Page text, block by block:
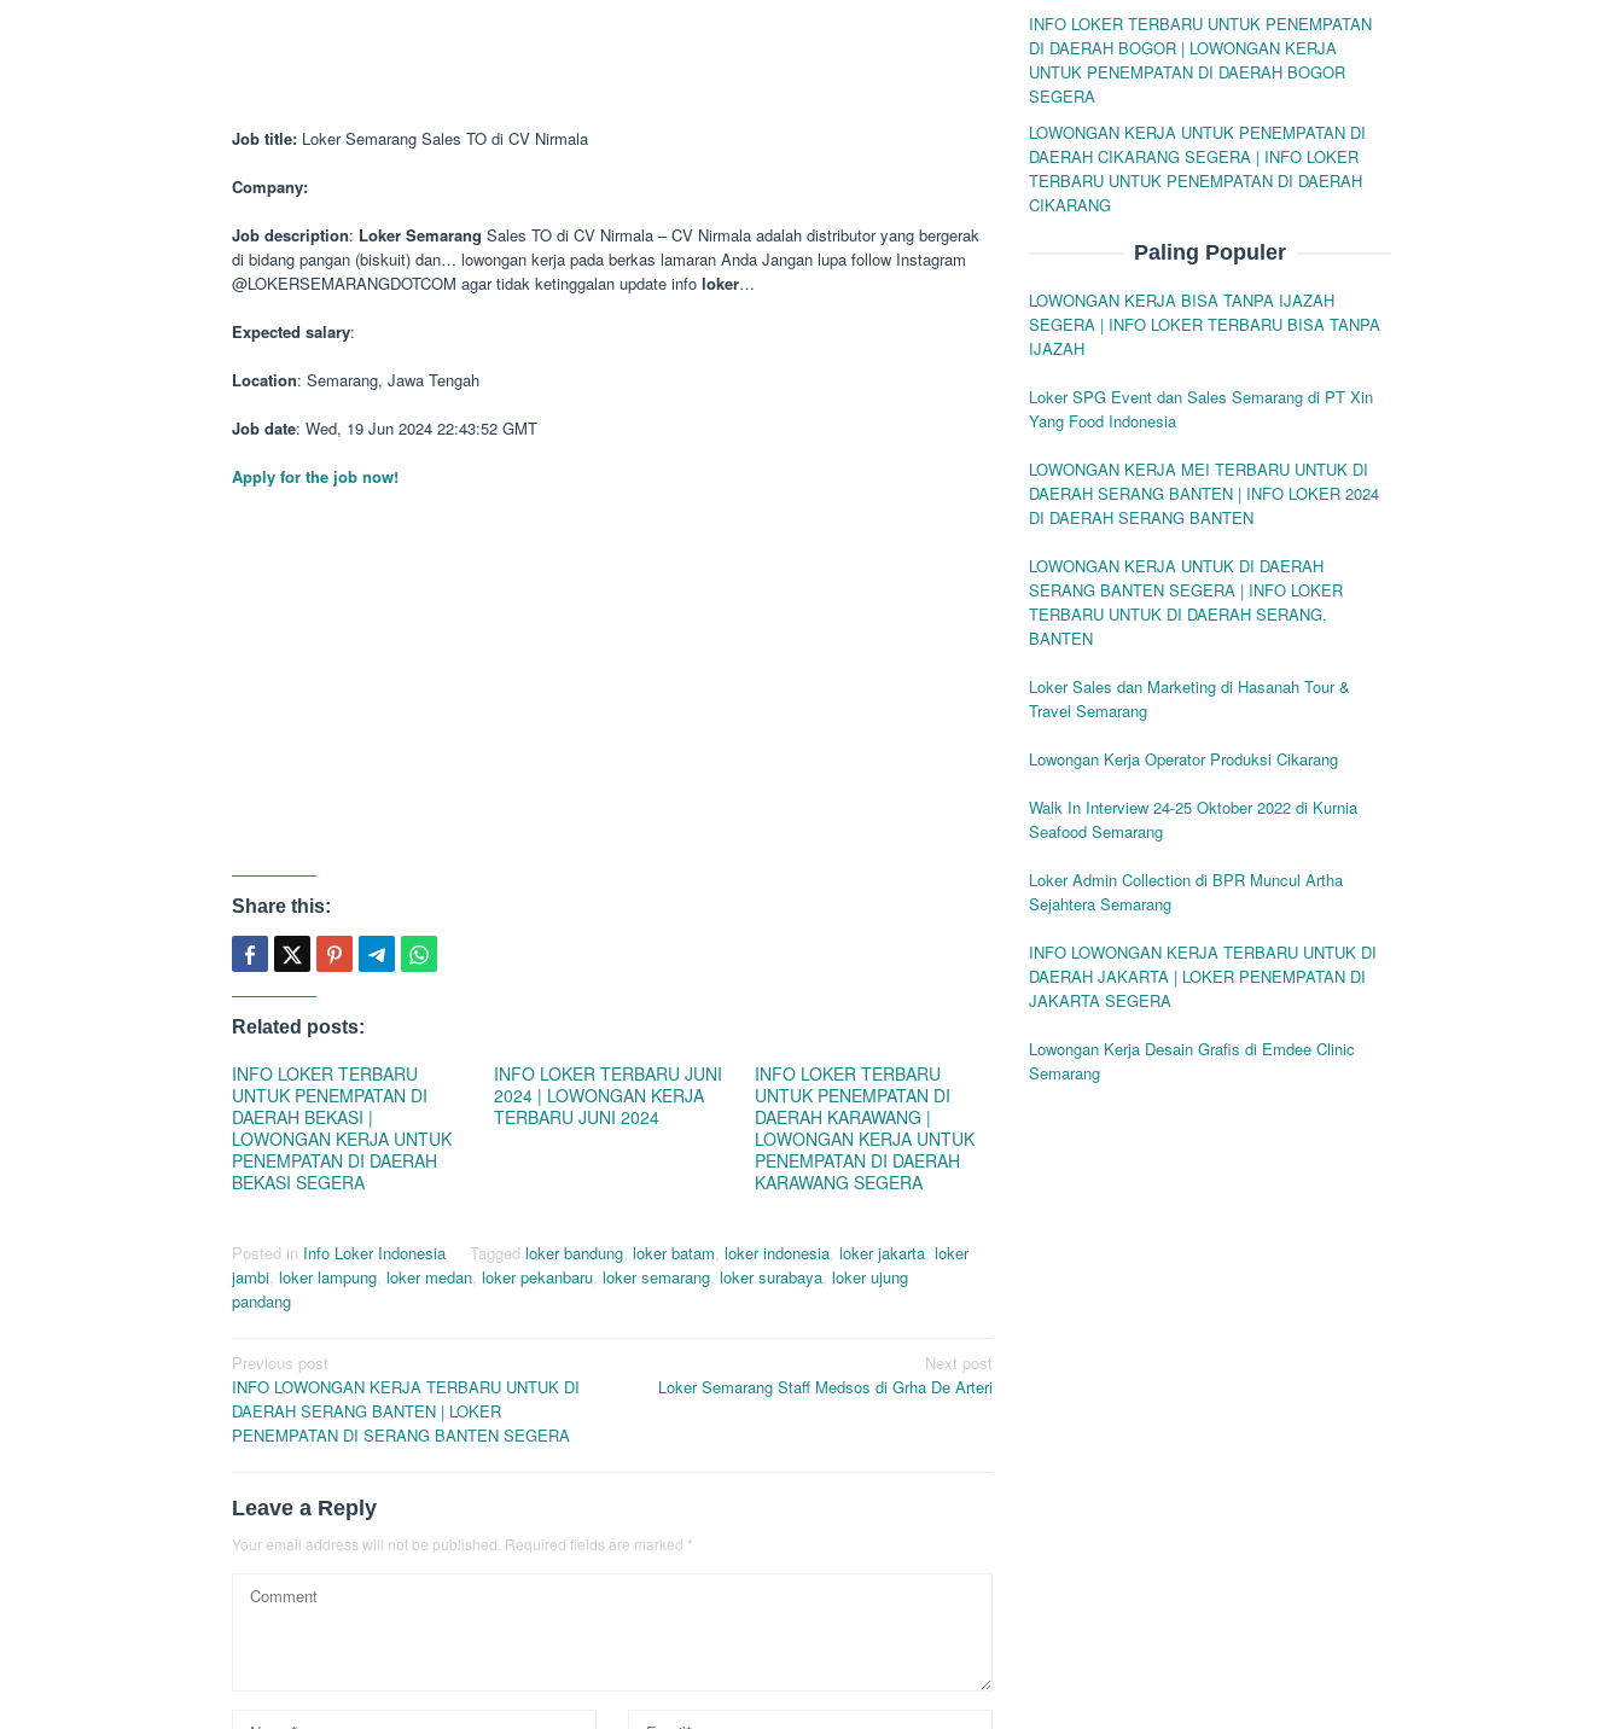
Job title: Loker Semarang Sales TO di CV Nirmala
Company:
Job description: Loker Semarang Sales TO di CV Nirmala – CV Nirmala adalah distributor yang bergerak
di bidang pangan (biskuit) dan… lowongan kerja pada berkas lamaran Anda Jangan lupa follow Instagram
@LOKERSEMARANGDOTCOM agar tidak ketinggalan update info loker…
Expected salary:
Location: Semarang, Jawa Tengah
Job date: Wed, 19 Jun 2024 22:43:52 GMT
Apply for the job now!
Share this:
Related posts:
INFO LOKER TERBARU
UNTUK PENEMPATAN DI
DAERAH BEKASI |
LOWONGAN KERJA UNTUK
PENEMPATAN DI DAERAH
BEKASI SEGERA
INFO LOKER TERBARU JUNI
2024 | LOWONGAN KERJA
TERBARU JUNI 2024
INFO LOKER TERBARU
UNTUK PENEMPATAN DI
DAERAH KARAWANG |
LOWONGAN KERJA UNTUK
PENEMPATAN DI DAERAH
KARAWANG SEGERA
Posted in Info Loker Indonesia Tagged loker bandung, loker batam, loker indonesia, loker jakarta, loker
jambi, loker lampung, loker medan, loker pekanbaru, loker semarang, loker surabaya, loker ujung
pandang
Post
navigation
Previous post
INFO LOWONGAN KERJA TERBARU UNTUK DI
DAERAH SERANG BANTEN | LOKER
PENEMPATAN DI SERANG BANTEN SEGERA
Next post
Loker Semarang Staff Medsos di Grha De Arteri
Leave a Reply
Your email address will not be published. Required fields are marked *
INFO LOKER TERBARU UNTUK PENEMPATAN
DI DAERAH BOGOR | LOWONGAN KERJA
UNTUK PENEMPATAN DI DAERAH BOGOR
SEGERA
LOWONGAN KERJA UNTUK PENEMPATAN DI
DAERAH CIKARANG SEGERA | INFO LOKER
TERBARU UNTUK PENEMPATAN DI DAERAH
CIKARANG
Paling Populer
LOWONGAN KERJA BISA TANPA IJAZAH
SEGERA | INFO LOKER TERBARU BISA TANPA
IJAZAH
Loker SPG Event dan Sales Semarang di PT Xin
Yang Food Indonesia
LOWONGAN KERJA MEI TERBARU UNTUK DI
DAERAH SERANG BANTEN | INFO LOKER 2024
DI DAERAH SERANG BANTEN
LOWONGAN KERJA UNTUK DI DAERAH
SERANG BANTEN SEGERA | INFO LOKER
TERBARU UNTUK DI DAERAH SERANG,
BANTEN
Loker Sales dan Marketing di Hasanah Tour &
Travel Semarang
Lowongan Kerja Operator Produksi Cikarang
Walk In Interview 24-25 Oktober 2022 di Kurnia
Seafood Semarang
Loker Admin Collection di BPR Muncul Artha
Sejahtera Semarang
INFO LOWONGAN KERJA TERBARU UNTUK DI
DAERAH JAKARTA | LOKER PENEMPATAN DI
JAKARTA SEGERA
Lowongan Kerja Desain Grafis di Emdee Clinic
Semarang